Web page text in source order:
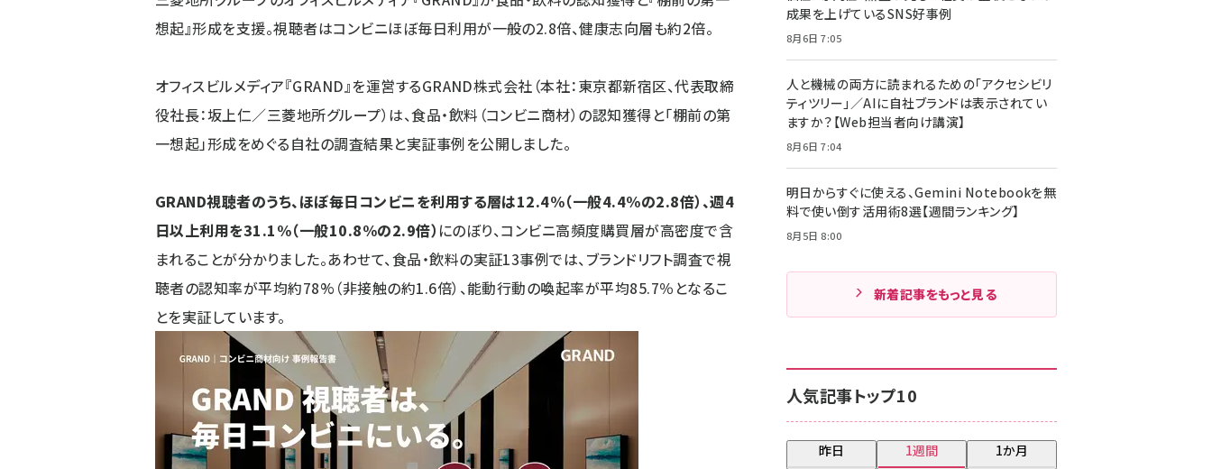
想起』形成を支援。視聴者はコンビニほぼ毎日利用が一般の2.8倍、健康志向層も約2倍。
オフィスビルメディア『GRAND』を運営するGRAND株式会社（本社：東京都新宿区、代表取締
役社長：坂上仁／三菱地所グループ）は、食品・飲料（コンビニ商材）の認知獲得と「棚前の第
一想起」形成をめぐる自社の調査結果と実証事例を公開しました。
GRAND視聴者のうち、ほぼ毎日コンビニを利用する層は12.4%（一般4.4%の2.8倍）、週4
日以上利用を31.1%（一般10.8%の2.9倍） にのぼり、コンビニ高頻度購買層が高密度で含
まれることが分かりました。あわせて、食品・飲料の実証13事例では、ブランドリフト調査で視
聴者の認知率が平均約78%（非接触の約1.6倍）、能動行動の喚起率が平均85.7％となるこ
とを実証しています。
成果を上げているSNS好事例
8月6日 7:05
人と機械の両方に読まれるための「アクセシビリ
ティツリー」／AIに自社ブランドは表示されてい
ますか？【Web担当者向け講演】
8月6日 7:04
明日からすぐに使える、Gemini Notebookを無
料で使い倒す活用術8選【週間ランキング】
8月5日 8:00
新着記事をもっと見る
人気記事トップ10
昨日 1週間 1か月